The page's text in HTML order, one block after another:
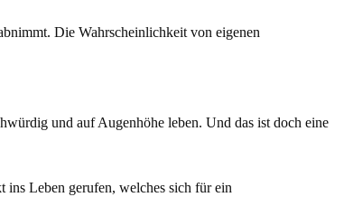
Die Wahrscheinlichkeit von eigenen
und auf Augenhöhe leben. Und das ist doch eine
ins Leben gerufen, welches sich für ein